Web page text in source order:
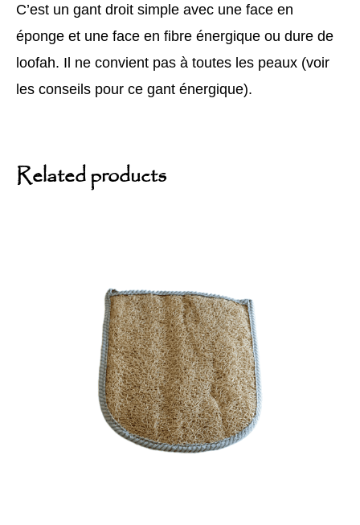
C’est un gant droit simple avec une face en
éponge et une face en fibre énergique ou dure de
loofah. Il ne convient pas à toutes les peaux (voir
les conseils pour ce gant énergique).
Related products